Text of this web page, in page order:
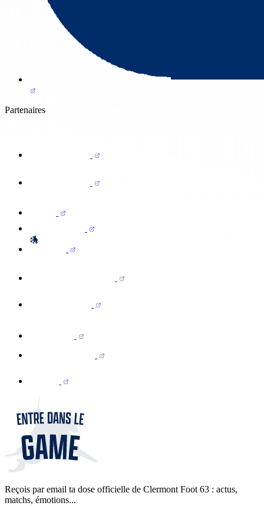
Partenaires
Reçois par email ta dose officielle de Clermont Foot 63 : actus,
matchs, émotions...